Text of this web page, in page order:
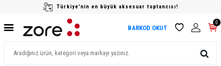
Türkiye'nin en büyük aksesuar toptancısı!
BARKOD OKUT
0